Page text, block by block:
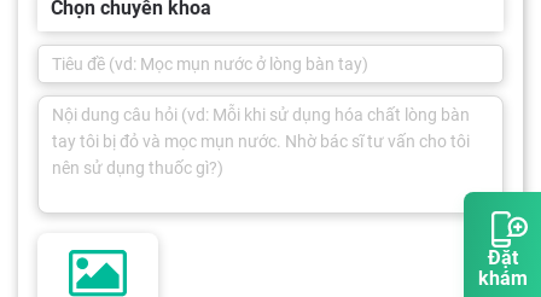
Đặt
khám
Chọn chuyên khoa